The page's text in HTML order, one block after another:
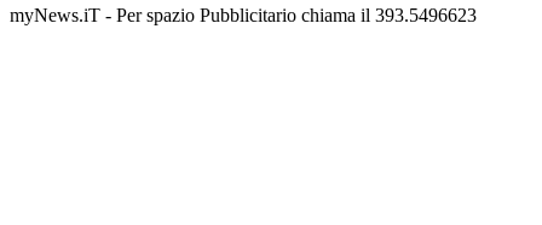
myNews.iT - Per spazio Pubblicitario chiama il 393.5496623